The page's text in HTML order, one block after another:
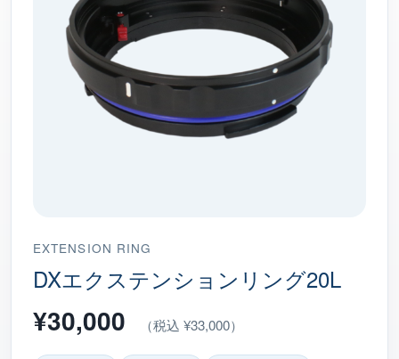
EXTENSION RING
DXエクステンションリング20L
¥30,000 （税込 ¥33,000）